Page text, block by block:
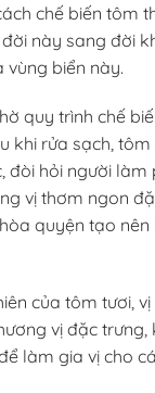
chế biến tôm
này sang đời
vùng biển này.
quy trình chế
khi rửa sạch,
hỏi người làm
vị thơm ngon
quyện tạo
của tôm tươi,
vị đặc
làm gia vị cho